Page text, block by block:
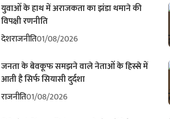
युवाओं के हाथ में अराजकता का झंडा थमाने की
विपक्षी रणनीति
देशराजनीति01/08/2026
जनता के बेवकूफ समझने वाले नेताओं के हिस्से में
आती है सिर्फ सियासी दुर्दशा
राजनीति01/08/2026